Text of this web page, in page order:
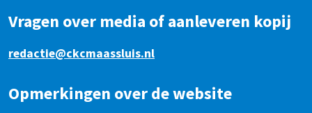
Vragen over media of aanleveren kopij
redactie@ckcmaassluis.nl
Opmerkingen over de website